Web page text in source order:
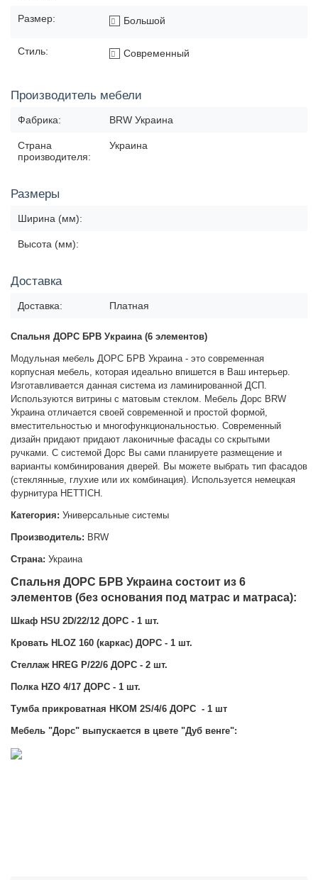
Размер: Большой
Стиль: Современный
Производитель мебели
Фабрика: BRW Украина
Страна
производителя:
Украина
Размеры
Ширина (мм):
Высота (мм):
Доставка
Доставка: Платная
Спальня ДОРС БРВ Украина (6 элементов)
Модульная мебель ДОРС БРВ Украина - это современная
корпусная мебель, которая идеально впишется в Ваш интерьер.
Изготавливается данная система из ламинированной ДСП.
Используются витрины с матовым стеклом. Мебель Дорс BRW
Украина отличается своей современной и простой формой,
вместительностью и многофункциональностью. Современный
дизайн придают придают лаконичные фасады со скрытыми
ручками. С системой Дорс Вы сами планируете размещение и
варианты комбинирования дверей. Вы можете выбрать тип фасадов
(стеклянные, глухие или их комбинация). Используется немецкая
фурнитура HETTICH.
Категория: Универсальные системы
Производитель: BRW
Страна: Украина
Спальня ДОРС БРВ Украина состоит из 6
элементов (без основания под матрас и матраса):
Шкаф HSU 2D/22/12 ДОРС - 1 шт.
Кровать HLOZ 160 (каркас) ДОРС - 1 шт.
Стеллаж HREG P/22/6 ДОРС - 2 шт.
Полка HZO 4/17 ДОРС - 1 шт.
Тумба прикроватная HKOM 2S/4/6 ДОРС - 1 шт
Мебель "Дорс" выпускается в цвете "Дуб венге":